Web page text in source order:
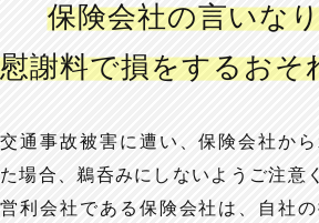
保険会社の言いな
慰謝料で損をするおそ
交通事故被害に遭い、保険会社か
た場合、鵜呑みにしないようご注意
営利会社である保険会社は、自社の